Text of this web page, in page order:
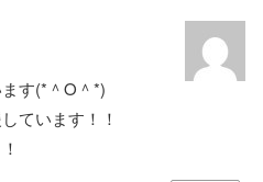
す(*＾O＾*)
ています！！